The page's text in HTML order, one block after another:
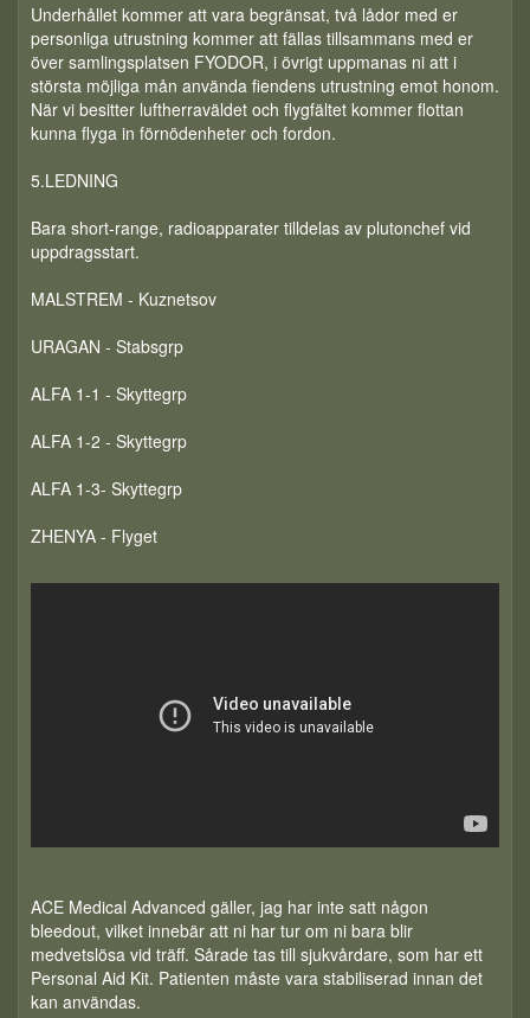
Underhållet kommer att vara begränsat, två lådor med er
personliga utrustning kommer att fällas tillsammans med er
över samlingsplatsen FYODOR, i övrigt uppmanas ni att i
största möjliga mån använda fiendens utrustning emot honom.
När vi besitter luftherraväldet och flygfältet kommer flottan
kunna flyga in förnödenheter och fordon.
5.LEDNING
Bara short-range, radioapparater tilldelas av plutonchef vid
uppdragsstart.
MALSTREM - Kuznetsov
URAGAN - Stabsgrp
ALFA 1-1 - Skyttegrp
ALFA 1-2 - Skyttegrp
ALFA 1-3- Skyttegrp
ZHENYA - Flyget
ACE Medical Advanced gäller, jag har inte satt någon
bleedout, vilket innebär att ni har tur om ni bara blir
medvetslösa vid träff. Sårade tas till sjukvårdare, som har ett
Personal Aid Kit. Patienten måste vara stabiliserad innan det
kan användas.